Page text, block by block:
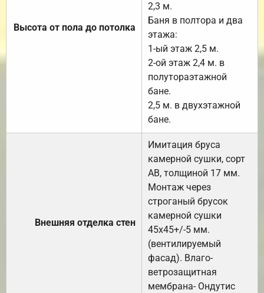
Высота от пола до потолка
2,3 м.
Баня в полтора и два
этажа:
1-ый этаж 2,5 м.
2-ой этаж 2,4 м. в
полутораэтажной
бане.
2,5 м. в двухэтажной
бане.
Внешняя отделка стен
Имитация бруса
камерной сушки, сорт
АВ, толщиной 17 мм.
Монтаж через
строганый брусок
камерной сушки
45х45+/-5 мм.
(вентилируемый
фасад). Влаго-
ветрозащитная
мембрана- Ондутис